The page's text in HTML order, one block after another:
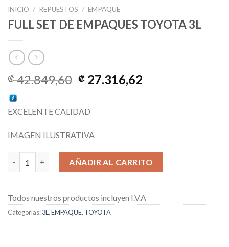
INICIO / REPUESTOS / EMPAQUE
FULL SET DE EMPAQUES TOYOTA 3L
₡42.849,60 El
era:
₡ 27.316,62
EXCELENTE CALIDAD
IMAGEN ILUSTRATIVA
FULL SET DE EMPAQUES TOYOTA 3L cantidad
AÑADIR AL CARRITO
Todos nuestros productos incluyen I.V.A
Categorías:3L ,EMPAQUE, TOYOTA